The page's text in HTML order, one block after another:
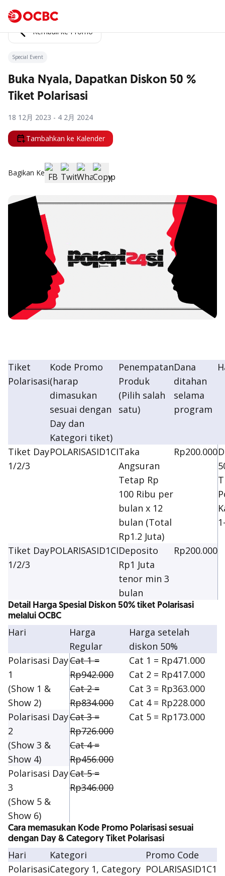
Kembali ke Promo
Special Event
Buka Nyala, Dapatkan Diskon 50 %
Tiket Polarisasi
18 12月 2023 - 4 2月 2024
Tambahkan ke Kalender
Bagikan Ke
Tiket
Polarisasi
Kode Promo
(harap
dimasukan
sesuai dengan
Day dan
Kategori tiket)
Penempatan
Produk
(Pilih salah
satu)
Dana
ditahan
selama
program
Tiket Day
1/2/3
POLARISASID1CITaka
Angsuran
Tetap Rp
100 Ribu per
bulan x 12
bulan (Total
Rp1.2 Juta)
Rp200.000
Tiket Day
1/2/3
POLARISASID1CIDeposito
Rp1 Juta
tenor min 3
bulan
Rp200.000
Detail Harga Spesial Diskon 50% tiket Polarisasi
melalui OCBC
Hari
Harga
Regular
Harga setelah
diskon 50%
Polarisasi Day
1
(Show 1 &
Show 2)
Cat 1 =
Rp942.000
Cat 2 =
Rp834.000
Cat 3 =
Rp726.000
Cat 4 =
Rp456.000
Cat 5 =
Rp346.000
Cat 1 = Rp471.000
Cat 2 = Rp417.000
Cat 3 = Rp363.000
Cat 4 = Rp228.000
Cat 5 = Rp173.000
Polarisasi Day
2
(Show 3 &
Show 4)
Polarisasi Day
3
(Show 5 &
Show 6)
Cara memasukan Kode Promo Polarisasi sesuai
dengan Day & Category Tiket Polarisasi
Hari Kategori
Promo Code
PolarisasiCategory 1, Category POLARISASID1C1